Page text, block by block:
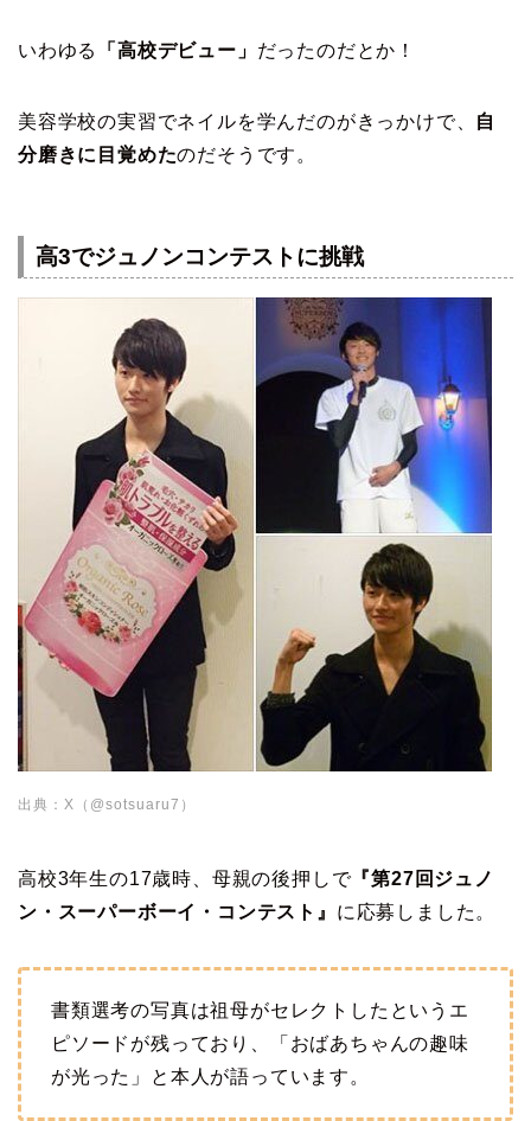
いわゆる 「高校デビュー」 だったのだとか！
美容学校の実習でネイルを学んだのがきっかけで、 自
分磨きに目覚めたのだそうです。
高3でジュノンコンテストに挑戦
出典：X（@sotsuaru7）
高校3年生の17歳時、母親の後押しで『第27回ジュノ
ン・スーパーボーイ・コンテスト』 に応募しました。
書類選考の写真は祖母がセレクトしたというエ
ピソードが残っており、「おばあちゃんの趣味
が光った」と本人が語っています。